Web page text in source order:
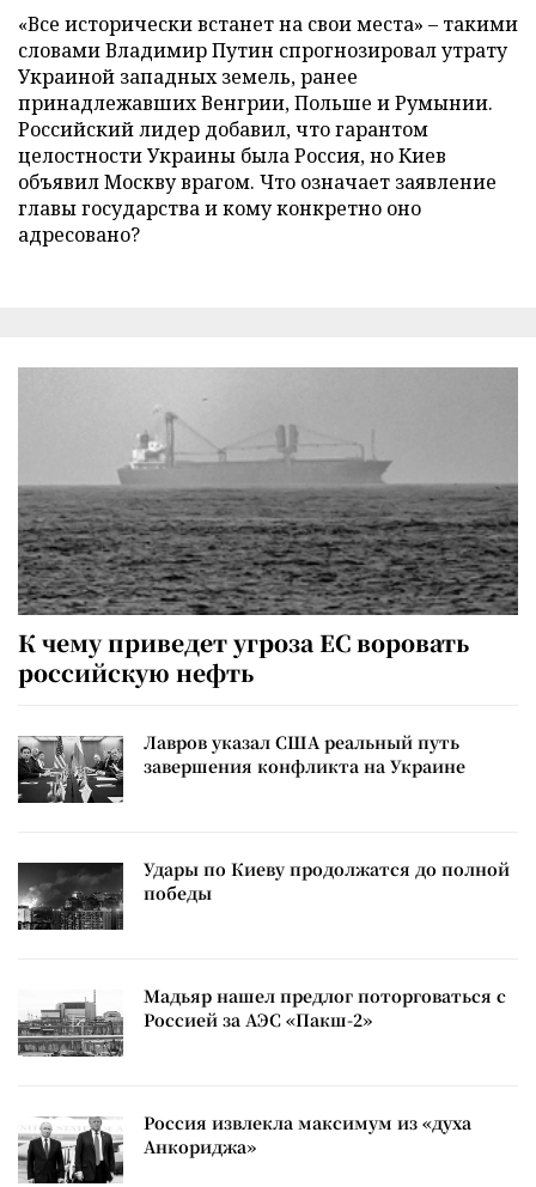
«Все исторически встанет на свои места» – такими
словами Владимир Путин спрогнозировал утрату
Украиной западных земель, ранее
принадлежавших Венгрии, Польше и Румынии.
Российский лидер добавил, что гарантом
целостности Украины была Россия, но Киев
объявил Москву врагом. Что означает заявление
главы государства и кому конкретно оно
адресовано?
К чему приведет угроза ЕС воровать
российскую нефть
Лавров указал США реальный путь
завершения конфликта на Украине
Удары по Киеву продолжатся до полной
победы
Мадьяр нашел предлог поторговаться с
Россией за АЭС «Пакш-2»
Россия извлекла максимум из «духа
Анкориджа»